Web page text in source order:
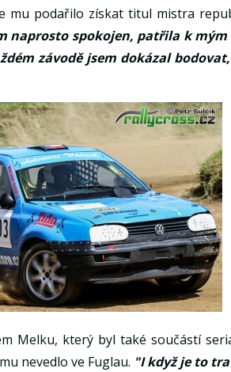
mu podařilo získat titul mistra
naprosto spokojen, patřila k
závodě jsem dokázal
Melku, který byl také součástí
nevedlo ve Fuglau. "I když je to